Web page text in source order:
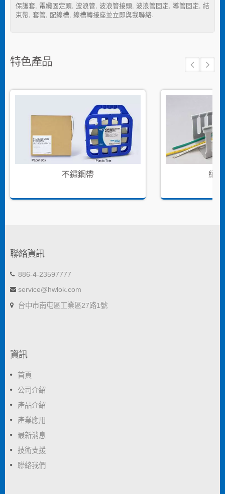
保護套
電纜固定頭 波浪管 波浪管接頭 波浪管固定 導管固定 結
束帶 套管 配線槽 線槽轉接座並立即與我聯絡
特色產品
不鏽鋼帶 絕
聯絡資訊
886-4-23597777
service@hwlok.com
台中市南屯區工業區27路1號
資訊
首頁
公司介紹
產品介紹
產業應用
最新消息
技術支援
聯絡我們